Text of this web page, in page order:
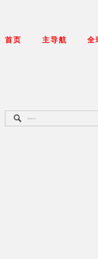
首页 主导航 全